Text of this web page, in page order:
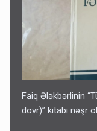
Faiq Ələkbərlinin
dövr)” kitabı nəşr